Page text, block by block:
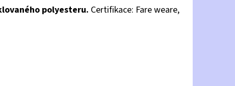
polyesteru. Certifikace: Fare weare,